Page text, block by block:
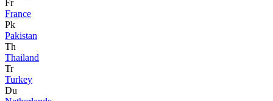
Fr
France
Pk
Pakistan
Th
Thailand
Tr
Turkey
Du